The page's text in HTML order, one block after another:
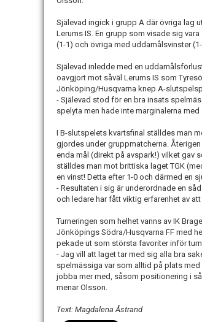
Själevad ingick i grupp A där övriga lag
Lerums IS. En grupp som visade sig
(1-1) och övriga med uddamålsvinster
Själevad inledde med en
oavgjort mot såväl Lerums IS som
Jönköping/Husqvarna knep A-
- Själevad stod för en bra insats
spelyta men hade inte marginalerna
I B-slutspelets kvartsfinal ställdes man
gjordes under gruppmatcherna.
enda mål (direkt på avspark!) vilket gav
ställdes man mot brittiska laget TGK
en vinst! Detta efter 1-0 och därmed en
- Resultaten i sig är underordnade en
och ledare har fått viktig erfarenhet av
Turneringen som helhet vanns av IK
Jönköpings Södra/Husqvarna FF med
pekade ut som största favoriter inför
- Jag vill att laget tar med sig alla bra
spelmässiga var som alltid på plats
jobba mer med, såsom positionering i
menar Olsson.
Text: Magdalena Åstrand